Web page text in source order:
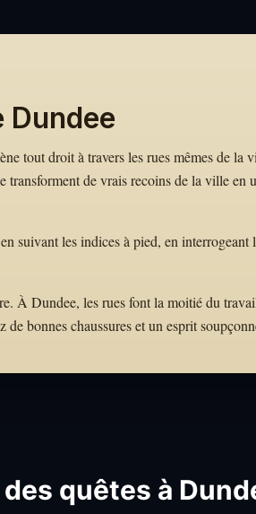
Dundee
tout droit à travers les rues mêmes de la
de vrais recoins de la ville en
suivant les indices à pied, en interrogeant
À Dundee, les rues font la moitié du
bonnes chaussures et un esprit
quêtes à